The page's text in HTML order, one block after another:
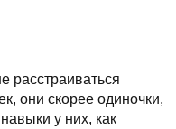
расстраиваться
они скорее одиночки,
у них, как